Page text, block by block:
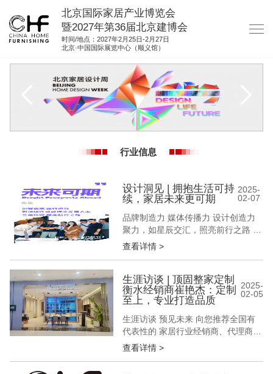
北京国际家居产业博览会
暨2027年第36届北京建博会
时间/地点：2027年2月25日-2月27日
北京·中国国际展览中心（顺义馆）
集团展会
参展联络
行业信息
设计洞见 | 拥抱生活可持
续，家居未来更可期
2025-
02-07
品牌制造力 媒体传播力 设计创造力
聚力，如星辰交汇，照亮前行之路 构
筑交流平台 深挖产品精髓 拓展市场
焦点，似浪潮席卷各个领域，深刻影
响着人们的生产活动与生活方式。
“可持续性”覆盖生态环保、健康安
全、资源节约、人文关怀等，关...
查看详情 >
生涯访谈 | 顶固整家定制
衡水经销商崔艳杰：定制
至上，专业打造品质
2025-
02-05
生涯访谈 预见未来 向您推荐全国有
代表性的 家居行业经销商、代理商
设计师、装修公司工作者 讲述他们的
查看详情 >